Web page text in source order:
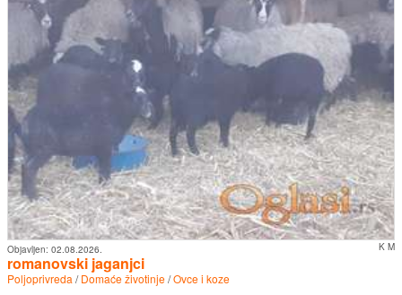
K M
Objavljen: 02.08.2026.
romanovski jaganjci
Poljoprivreda /Domaće životinje/Ovce i koze